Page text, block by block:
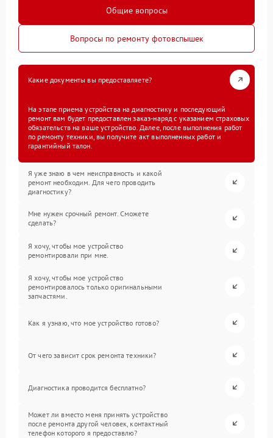
Общие вопросы
Вопросы по ремонту фотовспышек
Какие документы вы предоставляете?
На этапе приема устройства на диагностику и последующий
ремонт вам будет предоставлен заказ-наряд с указанием страховых
обязательств на ваше устройство. Далее, после выполнения работ
по ремонту техники, вы получите акт выполненных работ и
гарантийный талон.
Я уже знаю в чем неисправность и какой
ремонт необходим. Для чего проводить
диагностику?
Мне нужен срочный ремонт. Сможете
сделать?
Я хочу, чтобы мое устройство
ремонтировали при мне.
Я хочу, чтобы мое устройство
ремонтировалось только оригинальными
запчастями.
Как я узнаю, что мое устройство готово?
От чего зависит срок ремонта техники?
Диагностика проводится бесплатно?
Может ли вместо меня принять устройство
после ремонта другой человек, контактный
телефон которого я предоставлю?